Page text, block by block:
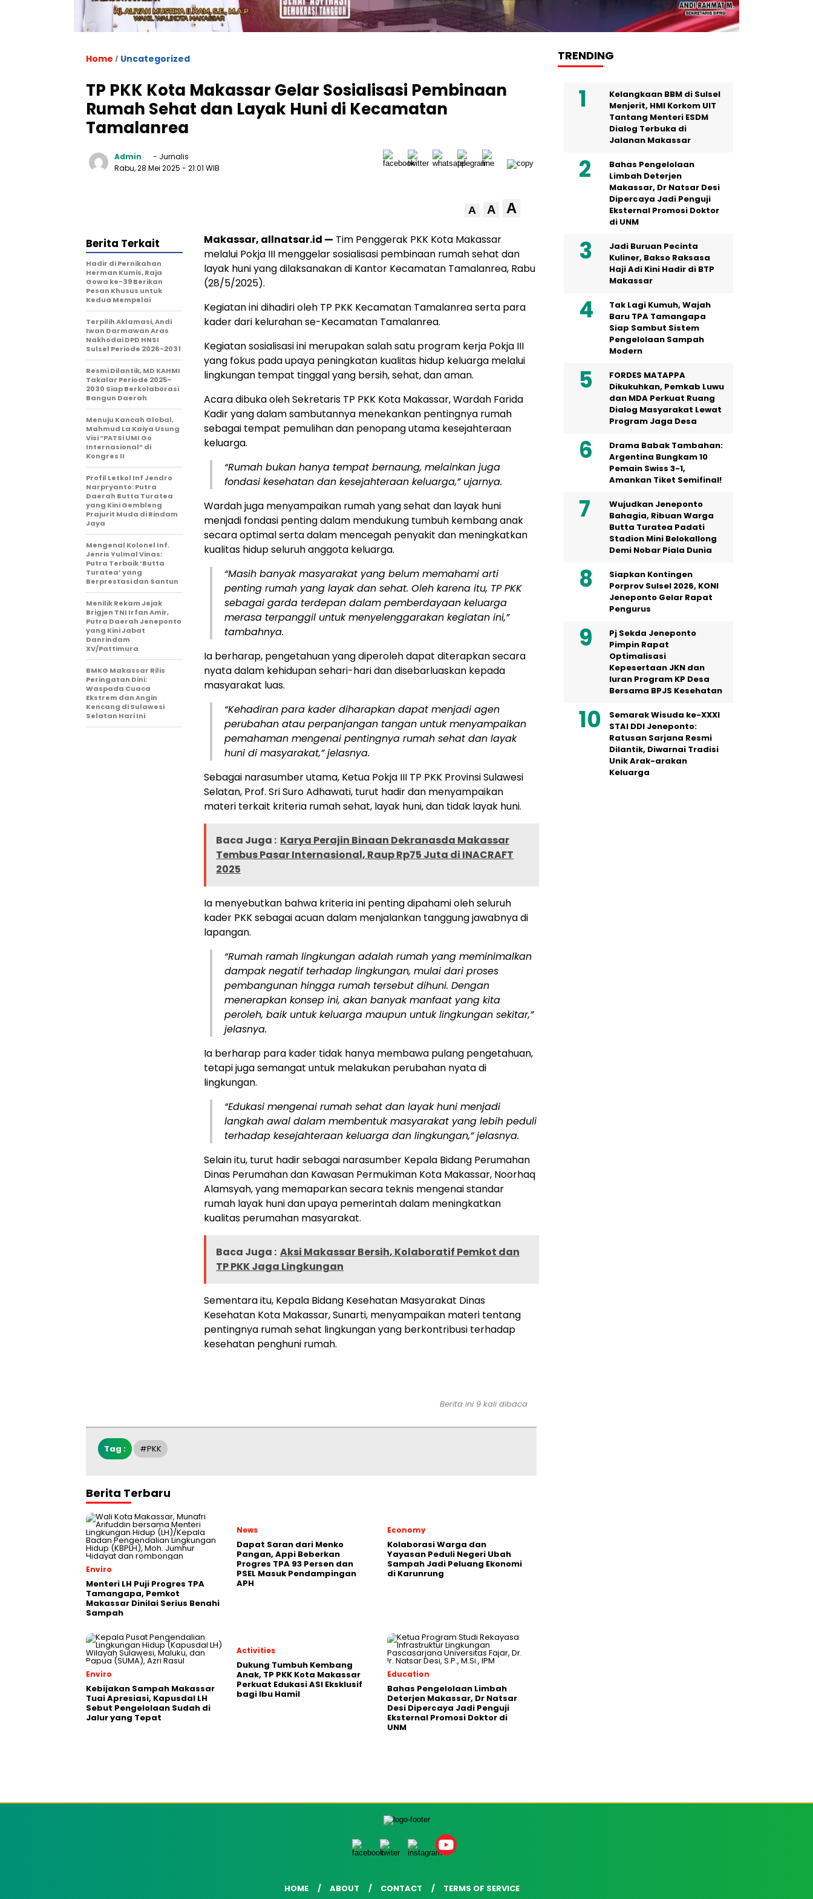
Home / Uncategorized
TP PKK Kota Makassar Gelar Sosialisasi Pembinaan
Rumah Sehat dan Layak Huni di Kecamatan
Tamalanrea
Admin
- Jurnalis
Rabu, 28 Mei 2025 - 21:01 WIB
A A A
Makassar, allnatsar.id — Tim Penggerak PKK Kota Makassar
melalui Pokja III menggelar sosialisasi pembinaan rumah sehat dan
layak huni yang dilaksanakan di Kantor Kecamatan Tamalanrea, Rabu
(28/5/2025).
Kegiatan ini dihadiri oleh TP PKK Kecamatan Tamalanrea serta para
kader dari kelurahan se-Kecamatan Tamalanrea.
Kegiatan sosialisasi ini merupakan salah satu program kerja Pokja III
yang fokus pada upaya peningkatan kualitas hidup keluarga melalui
lingkungan tempat tinggal yang bersih, sehat, dan aman.
Acara dibuka oleh Sekretaris TP PKK Kota Makassar, Wardah Farida
Kadir yang dalam sambutannya menekankan pentingnya rumah
sebagai tempat pemulihan dan penopang utama kesejahteraan
keluarga.
“Rumah bukan hanya tempat bernaung, melainkan juga
fondasi kesehatan dan kesejahteraan keluarga,” ujarnya.
Wardah juga menyampaikan rumah yang sehat dan layak huni
menjadi fondasi penting dalam mendukung tumbuh kembang anak
secara optimal serta dalam mencegah penyakit dan meningkatkan
kualitas hidup seluruh anggota keluarga.
“Masih banyak masyarakat yang belum memahami arti
penting rumah yang layak dan sehat. Oleh karena itu, TP PKK
sebagai garda terdepan dalam pemberdayaan keluarga
merasa terpanggil untuk menyelenggarakan kegiatan ini,”
tambahnya.
Ia berharap, pengetahuan yang diperoleh dapat diterapkan secara
nyata dalam kehidupan sehari-hari dan disebarluaskan kepada
masyarakat luas.
“Kehadiran para kader diharapkan dapat menjadi agen
perubahan atau perpanjangan tangan untuk menyampaikan
pemahaman mengenai pentingnya rumah sehat dan layak
huni di masyarakat,” jelasnya.
Sebagai narasumber utama, Ketua Pokja III TP PKK Provinsi Sulawesi
Selatan, Prof. Sri Suro Adhawati, turut hadir dan menyampaikan
materi terkait kriteria rumah sehat, layak huni, dan tidak layak huni.
Baca Juga : Karya Perajin Binaan Dekranasda Makassar
Tembus Pasar Internasional, Raup Rp75 Juta di INACRAFT
2025
Ia menyebutkan bahwa kriteria ini penting dipahami oleh seluruh
kader PKK sebagai acuan dalam menjalankan tanggung jawabnya di
lapangan.
“Rumah ramah lingkungan adalah rumah yang meminimalkan
dampak negatif terhadap lingkungan, mulai dari proses
pembangunan hingga rumah tersebut dihuni. Dengan
menerapkan konsep ini, akan banyak manfaat yang kita
peroleh, baik untuk keluarga maupun untuk lingkungan sekitar,”
jelasnya.
Ia berharap para kader tidak hanya membawa pulang pengetahuan,
tetapi juga semangat untuk melakukan perubahan nyata di
lingkungan.
“Edukasi mengenai rumah sehat dan layak huni menjadi
langkah awal dalam membentuk masyarakat yang lebih peduli
terhadap kesejahteraan keluarga dan lingkungan,” jelasnya.
Selain itu, turut hadir sebagai narasumber Kepala Bidang Perumahan
Dinas Perumahan dan Kawasan Permukiman Kota Makassar, Noorhaq
Alamsyah, yang memaparkan secara teknis mengenai standar
rumah layak huni dan upaya pemerintah dalam meningkatkan
kualitas perumahan masyarakat.
Baca Juga : Aksi Makassar Bersih, Kolaboratif Pemkot dan
TP PKK Jaga Lingkungan
Sementara itu, Kepala Bidang Kesehatan Masyarakat Dinas
Kesehatan Kota Makassar, Sunarti, menyampaikan materi tentang
pentingnya rumah sehat lingkungan yang berkontribusi terhadap
kesehatan penghuni rumah.
Berita Terkait
Hadir di Pernikahan
Herman Kumis, Raja
Gowa ke-39 Berikan
Pesan Khusus untuk
Kedua Mempelai
Terpilih Aklamasi, Andi
Iwan Darmawan Aras
Nakhodai DPD HNSI
Sulsel Periode 2026-2031
Resmi Dilantik, MD KAHMI
Takalar Periode 2025–
2030 Siap Berkolaborasi
Bangun Daerah
Menuju Kancah Global,
Mahmud La Kaiya Usung
Visi “PATSi UMI Go
Internasional” di
Kongres II
Profil Letkol Inf Jendro
Narpryanto: Putra
Daerah Butta Turatea
yang Kini Gembleng
Prajurit Muda di Rindam
Jaya
Mengenal Kolonel Inf.
Jenris Yulmal Vinas:
Putra Terbaik ‘Butta
Turatea’ yang
Berprestasi dan Santun
Menilik Rekam Jejak
Brigjen TNI Irfan Amir,
Putra Daerah Jeneponto
yang Kini Jabat
Danrindam
XV/Pattimura
BMKG Makassar Rilis
Peringatan Dini:
Waspada Cuaca
Ekstrem dan Angin
Kencang di Sulawesi
Selatan Hari Ini
Berita ini 9 kali dibaca
Tag : #PKK
Berita Terbaru
Enviro
Menteri LH Puji Progres TPA
Tamangapa, Pemkot
Makassar Dinilai Serius Benahi
Sampah
News
Dapat Saran dari Menko
Pangan, Appi Beberkan
Progres TPA 93 Persen dan
PSEL Masuk Pendampingan
APH
Economy
Kolaborasi Warga dan
Yayasan Peduli Negeri Ubah
Sampah Jadi Peluang Ekonomi
di Karunrung
Enviro
Kebijakan Sampah Makassar
Tuai Apresiasi, Kapusdal LH
Sebut Pengelolaan Sudah di
Jalur yang Tepat
Activities
Dukung Tumbuh Kembang
Anak, TP PKK Kota Makassar
Perkuat Edukasi ASI Eksklusif
bagi Ibu Hamil
Education
Bahas Pengelolaan Limbah
Deterjen Makassar, Dr Natsar
Desi Dipercaya Jadi Penguji
Eksternal Promosi Doktor di
UNM
TRENDING
Kelangkaan BBM di Sulsel
Menjerit, HMI Korkom UIT
Tantang Menteri ESDM
Dialog Terbuka di
Jalanan Makassar
Bahas Pengelolaan
Limbah Deterjen
Makassar, Dr Natsar Desi
Dipercaya Jadi Penguji
Eksternal Promosi Doktor
di UNM
Jadi Buruan Pecinta
Kuliner, Bakso Raksasa
Haji Adi Kini Hadir di BTP
Makassar
Tak Lagi Kumuh, Wajah
Baru TPA Tamangapa
Siap Sambut Sistem
Pengelolaan Sampah
Modern
FORDES MATAPPA
Dikukuhkan, Pemkab Luwu
dan MDA Perkuat Ruang
Dialog Masyarakat Lewat
Program Jaga Desa
Drama Babak Tambahan:
Argentina Bungkam 10
Pemain Swiss 3-1,
Amankan Tiket Semifinal!
Wujudkan Jeneponto
Bahagia, Ribuan Warga
Butta Turatea Padati
Stadion Mini Belokallong
Demi Nobar Piala Dunia
Siapkan Kontingen
Porprov Sulsel 2026, KONI
Jeneponto Gelar Rapat
Pengurus
Pj Sekda Jeneponto
Pimpin Rapat
Optimalisasi
Kepesertaan JKN dan
Iuran Program KP Desa
Bersama BPJS Kesehatan
Semarak Wisuda ke-XXXI
STAI DDI Jeneponto:
Ratusan Sarjana Resmi
Dilantik, Diwarnai Tradisi
Unik Arak-arakan
Keluarga
HOME ABOUT CONTACT TERMS OF SERVICE